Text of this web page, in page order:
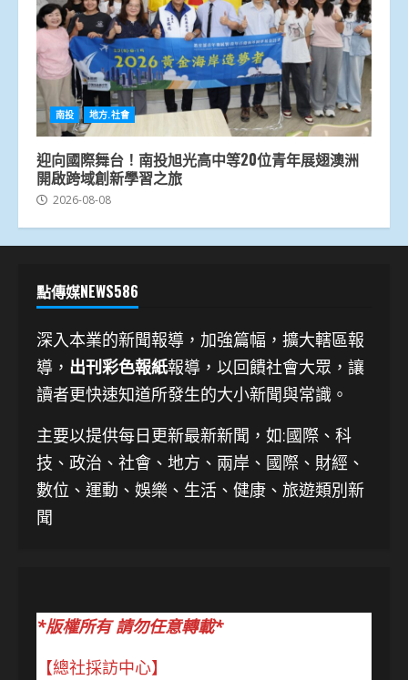
南投 地方.社會
迎向國際舞台！南投旭光高中等20位青年展翅澳洲
開啟跨域創新學習之旅
2026-08-08
點傳媒NEWS586
深入本業的新聞報導，加強篇幅，擴大轄區報
導， 出刊彩色報紙報導，以回饋社會大眾，讓
讀者更快速知道所發生的大小新聞與常識。
主要以提供每日更新最新新聞 ，如:國際、科
技、 政治、社會、地方、兩岸、國際、財經、
數位、運動、娛樂、生活、健康、旅遊類別新
聞
*版權所有 請勿任意轉載*
【總社採訪中心】